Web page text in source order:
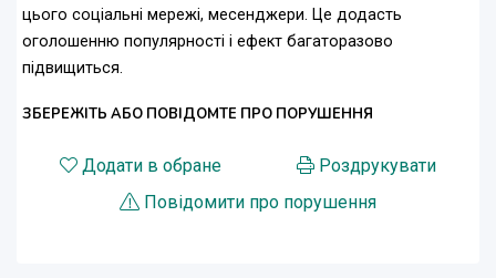
цього соціальні мережі, месенджери. Це додасть
оголошенню популярності і ефект багаторазово
підвищиться.
ЗБЕРЕЖІТЬ АБО ПОВІДОМТЕ ПРО ПОРУШЕННЯ
Додати в обране
Роздрукувати
Повідомити про порушення